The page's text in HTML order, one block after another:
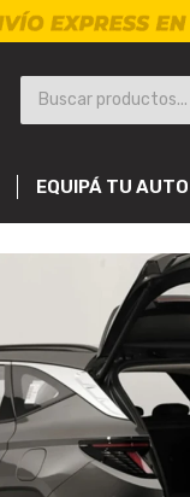
EQUIPÁ TU AUTO